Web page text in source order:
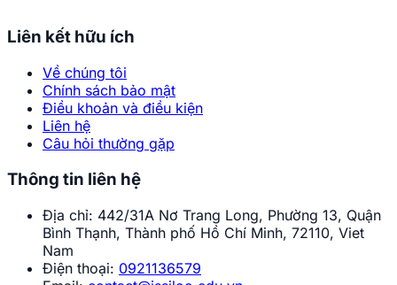
Liên kết hữu ích
Về chúng tôi
Chính sách bảo mật
Điều khoản và điều kiện
Liên hệ
Câu hỏi thường gặp
Thông tin liên hệ
Địa chỉ: 442/31A Nơ Trang Long, Phường 13, Quận
Bình Thạnh, Thành phố Hồ Chí Minh, 72110, Viet
Nam
Điện thoại: 0921136579